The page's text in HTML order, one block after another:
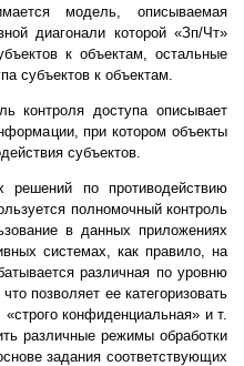
модель, описываемая
диагонали которой «Зп/Чт»
к объектам, остальные
субъектов к объектам.
контроля доступа описывает
при котором объекты
субъектов.
решений по противодействию
полномочный контроль
в данных приложениях
системах, как правило, на
различная по уровню
позволяет ее категоризовать
конфиденциальная» и т.
различные режимы обработки
задания соответствующих